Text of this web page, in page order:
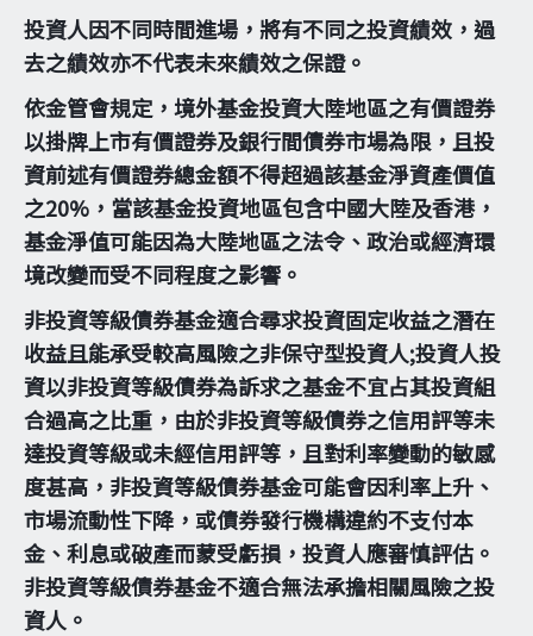
投資人因不同時間進場，將有不同之投資績效，過
去之績效亦不代表未來績效之保證。
依金管會規定，境外基金投資大陸地區之有價證券
以掛牌上市有價證券及銀行間債券市場為限，且投
資前述有價證券總金額不得超過該基金淨資產價值
之20%，當該基金投資地區包含中國大陸及香港，
基金淨值可能因為大陸地區之法令、政治或經濟環
境改變而受不同程度之影響。
非投資等級債券基金適合尋求投資固定收益之潛在
收益且能承受較高風險之非保守型投資人;投資人投
資以非投資等級債券為訴求之基金不宜占其投資組
合過高之比重，由於非投資等級債券之信用評等未
達投資等級或未經信用評等，且對利率變動的敏感
度甚高，非投資等級債券基金可能會因利率上升、
市場流動性下降，或債券發行機構違約不支付本
金、利息或破產而蒙受虧損，投資人應審慎評估。
非投資等級債券基金不適合無法承擔相關風險之投
資人。